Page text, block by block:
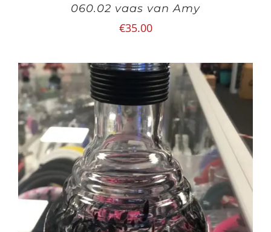
060.02 vaas van Amy
€35.00